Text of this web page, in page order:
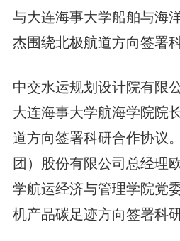
与大连海事大学船舶与海
杰围绕北极航道方向签署
中交水运规划设计院有限
大连海事大学航海学院院
道方向签署科研合作协议
团）股份有限公司总经理
学航运经济与管理学院党
机产品碳足迹方向签署科